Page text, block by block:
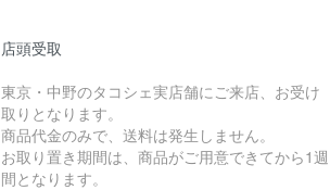
店頭受取
東京・中野のタコシェ実店舗にご来店、お受け
取りとなります。
商品代金のみで、送料は発生しません。
お取り置き期間は、商品がご用意できてから1週
間となります。